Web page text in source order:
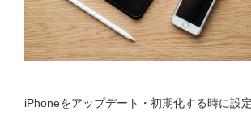
iPhoneをアップデート・初期化する時に設